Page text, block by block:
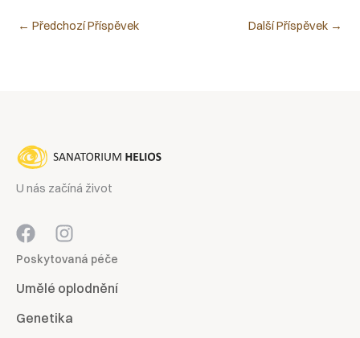
← Předchozí Příspěvek Další Příspěvek →
U nás začíná život
Poskytovaná péče
Umělé oplodnění
Genetika